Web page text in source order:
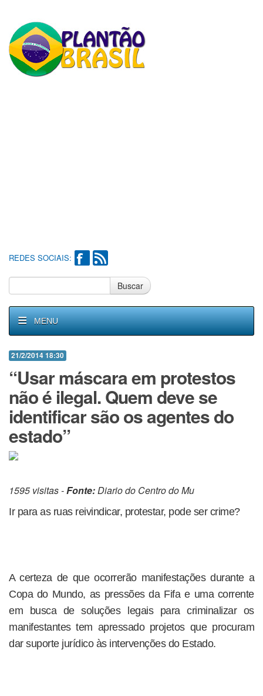
REDES SOCIAIS:
Buscar
MENU
21/2/2014 18:30
“Usar máscara em protestos
não é ilegal. Quem deve se
identificar são os agentes do
estado”
1595 visitas -Fonte:Diario do Centro do Mu
Ir para as ruas reivindicar, protestar, pode ser crime?
A certeza de que ocorrerão manifestações durante a
Copa do Mundo, as pressões da Fifa e uma corrente
em busca de soluções legais para criminalizar os
manifestantes tem apressado projetos que procuram
dar suporte jurídico às intervenções do Estado.